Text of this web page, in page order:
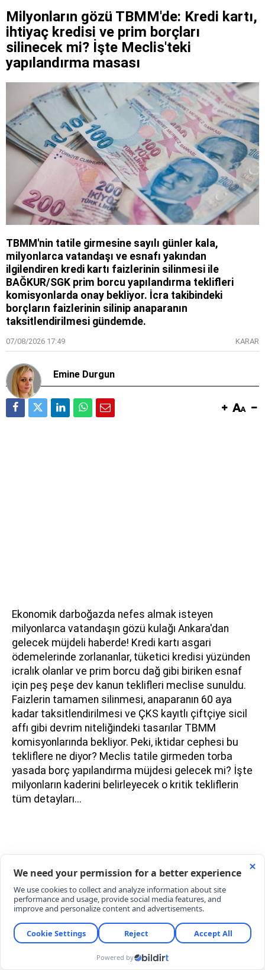
Milyonların gözü TBMM'de: Kredi kartı,
ihtiyaç kredisi ve prim borçları
silinecek mi? İşte Meclis'teki
yapılandırma masası
TBMM'nin tatile girmesine sayılı günler kala,
milyonlarca vatandaşı ve esnafı yakından
ilgilendiren kredi kartı faizlerinin silinmesi ile
BAĞKUR/SGK prim borcu yapılandırma teklifleri
komisyonlarda onay bekliyor. İcra takibindeki
borçların faizlerinin silinip anaparanın
taksitlendirilmesi gündemde.
07/08/2026 17:49 KARAR
Emine Durgun
Ekonomik darboğazda nefes almak isteyen
milyonlarca vatandaşın gözü kulağı Ankara'dan
gelecek müjdeli haberde! Kredi kartı asgari
ödemelerinde zorlananlar, tüketici kredisi yüzünden
icralık olanlar ve prim borcu dağ gibi biriken esnaf
için peş peşe dev kanun teklifleri meclise sunuldu.
Faizlerin tamamen silinmesi, anaparanın 60 aya
kadar taksitlendirilmesi ve ÇKS kayıtlı çiftçiye sicil
affı gibi devrim niteliğindeki tasarılar TBMM
komisyonlarında bekliyor. Peki, iktidar cephesi bu
tekliflere ne diyor? Meclis tatile girmeden torba
yasada borç yapılandırma müjdesi gelecek mi? İşte
milyonların kaderini belirleyecek o kritik tekliflerin
tüm detayları...